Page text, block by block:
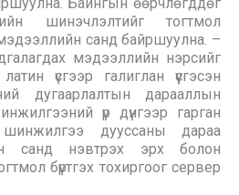
шинэчлэлтийг тогтмол
санд байршуулна. –
мэдээллийн нэрсийг
үсгээр галиглан үүсгэсэн
дугаарлалтын дарааллын
үр дүнгээр гарган
дууссаны дараа
санд нэвтрэх эрх болон
бүртгэх тохиргоог сервер